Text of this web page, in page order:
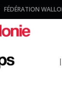
FÉDÉRATION